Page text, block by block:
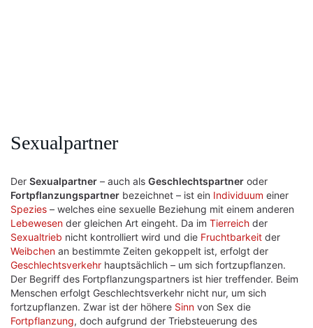
Sexualpartner
Der Sexualpartner – auch als Geschlechtspartner oder
Fortpflanzungspartner bezeichnet – ist ein Individuum einer
Spezies – welches eine sexuelle Beziehung mit einem anderen
Lebewesen der gleichen Art eingeht. Da im Tierreich der
Sexualtrieb nicht kontrolliert wird und die Fruchtbarkeit der
Weibchen an bestimmte Zeiten gekoppelt ist, erfolgt der
Geschlechtsverkehr hauptsächlich – um sich fortzupflanzen.
Der Begriff des Fortpflanzungspartners ist hier treffender. Beim
Menschen erfolgt Geschlechtsverkehr nicht nur, um sich
fortzupflanzen. Zwar ist der höhere Sinn von Sex die
Fortpflanzung, doch aufgrund der Triebsteuerung des